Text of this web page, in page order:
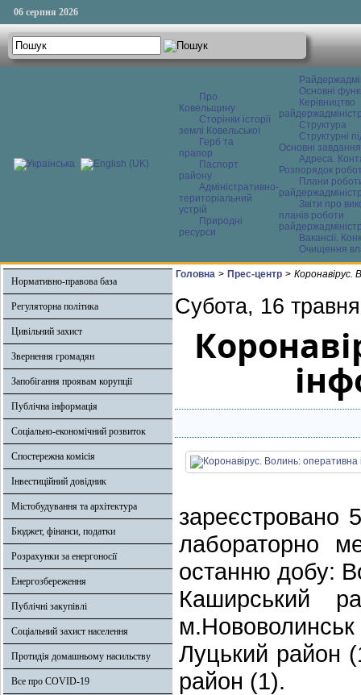
06 серпня 2026
Про
Ковельщину
Сторінки історії
землі Ковельської
Герб та
прапор
Паспорт
району
Адміністративно-
територіальний
устрій
Природні
ресурси
Основні
Керівництво
Структура
Структурні
Основні завдання
Адреса.
Розпорядок
Плани
Звіти про
планів роботи
Вакансії.
Очищення
Нормативно-правова база
Регуляторна політика
Цивільний захист
Звернення громадян
Запобігання проявам корупції
Публічна інформація
Соціально-економічний розвиток
Спостережна комісія
Інвестиційний довідник
Містобудування та архітектура
Бюджет, фінанси, податки
Розрахунки за енергоносії
Енергозбереження
Публічні закупівлі
Соціальний захист населення
Протидія домашньому насильству
Все про COVID-19
Головна > Прес-центр > Коронавірус.
Субота, 16
зареєстровано
лабораторно
останню добу:
Каширський
м.Нововолинськ
Луцький район
район (1).